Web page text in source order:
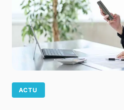
ACTU